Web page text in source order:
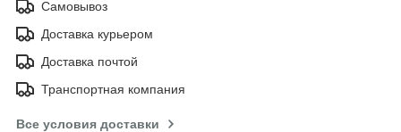
Самовывоз
Доставка курьером
Доставка почтой
Транспортная компания
Все условия доставки